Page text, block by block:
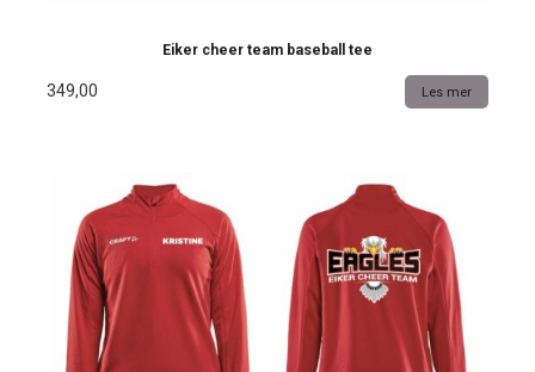
Eiker cheer team baseball tee
349,00 Les mer